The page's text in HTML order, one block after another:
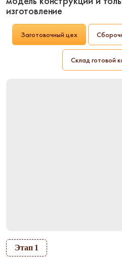
изготовление
Заготовочный цех
Склад готовой
Этап 1